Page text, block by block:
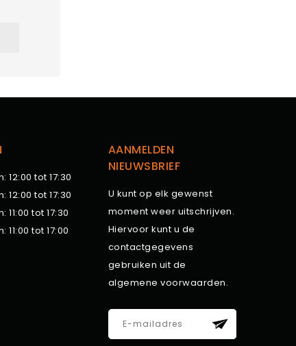
12:00 tot 17:30
12:00 tot 17:30
11:00 tot 17:30
11:00 tot 17:00
AANMELDEN
NIEUWSBRIEF
U kunt op elk gewenst
moment weer uitschrijven.
Hiervoor kunt u de
contactgegevens
gebruiken uit de
algemene voorwaarden.